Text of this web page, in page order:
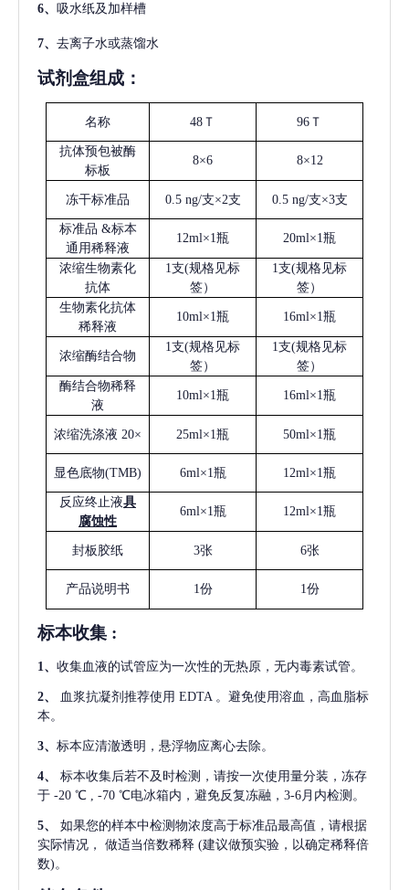
6、 吸水纸及加样槽
7、 去离子水或蒸馏水
试剂盒组成：
名称 48Ｔ 96Ｔ
抗体预包被酶
标板
8×6 8×12
冻干标准品 0.5 ng/支×2支 0.5 ng/支×3支
标准品 &标本
通用稀释液
12ml×1瓶 20ml×1瓶
浓缩生物素化
抗体
1支(规格见标
签）
1支(规格见标
签）
生物素化抗体
稀释液
10ml×1瓶 16ml×1瓶
浓缩酶结合物
1支(规格见标
签）
1支(规格见标
签）
酶结合物稀释
液
10ml×1瓶 16ml×1瓶
浓缩洗涤液 20× 25ml×1瓶 50ml×1瓶
显色底物(TMB) 6ml×1瓶 12ml×1瓶
反应终止液具
腐蚀性
6ml×1瓶 12ml×1瓶
封板胶纸 3张 6张
产品说明书 1份 1份
标本收集 :
1 、 收集血液的试管应为一次性的无热原，无内毒素试管。
2、 血浆抗凝剂推荐使用 EDTA 。避免使用溶血，高血脂标
本。
3、 标本应清澈透明，悬浮物应离心去除。
4、
标本收集后若不及时检测，请按一次使用量分装，冻存
于 -20 ℃ , -70 ℃电冰箱内，避免反复冻融，3-6月内检测。
5、
如果您的样本中检测物浓度高于标准品最高值，请根据
实际情况，
做适当倍数稀释 (建议做预实验，以确定稀释倍
数)。